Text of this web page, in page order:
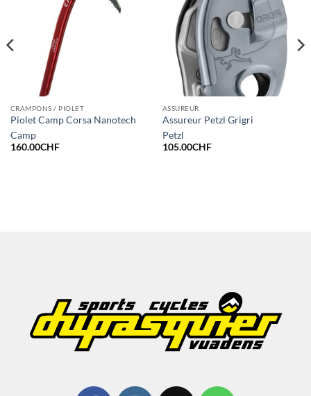
CRAMPONS / PIOLET
Piolet Camp Corsa Nanotech
Camp
160.00CHF
ASSUREUR
Assureur Petzl Grigri
Petzl
105.00CHF